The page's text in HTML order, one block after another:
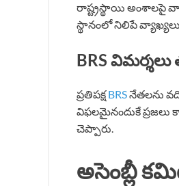
రాష్ట్రస్థాయి అంశాలపై
స్థానంలో నిలిపే
BRS విమర్శలు
ప్రతిపక్షBRSనేతలను
విఫలమైనందుకే ప్రజలు
చెప్పారు.
అసెంబ్లీ